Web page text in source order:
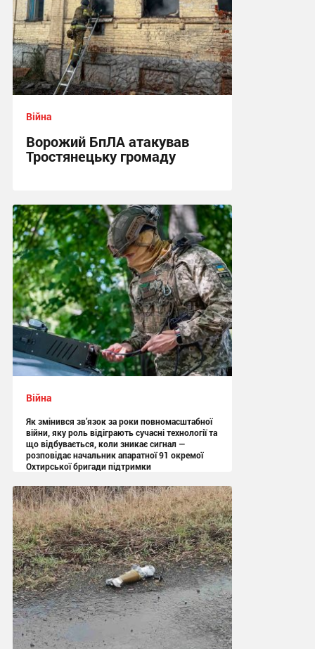
Війна
Ворожий БпЛА атакував
Тростянецьку громаду
11:26 сьогодні
Війна
Як змінився зв’язок за роки повномасштабної
війни, яку роль відіграють сучасні технології та
що відбувається, коли зникає сигнал —
розповідає начальник апаратної 91 окремої
Охтирської бригади підтримки
13:05 вчора